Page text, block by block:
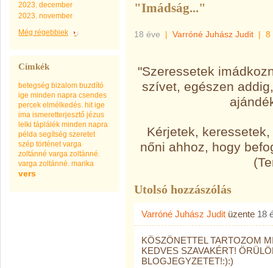
2023. december
2023. november
Még régebbiek
Címkék
betegség bizalom buzdító
ige minden napra csendes
percek elmélkedés. hit ige
ima ismeretterjesztő jézus
lelki táplálék minden napra
példa segítség szeretet
szép történet varga
zoltánné varga zoltánné.
varga zoltánné. marika
vers
"Imádság..."
18 éve | Varróné Juhász Judit | 8
"Szeressetek
szívet, egészen
Kérjetek,
nőni ahhoz, hogy
Utolsó hozzászólás
Varróné Juhász Judit üzente 18
KÖSZÖNETTEL TARTOZOM
KEDVES SZAVAKÉRT!
BLOGJEGYZETET!:):)